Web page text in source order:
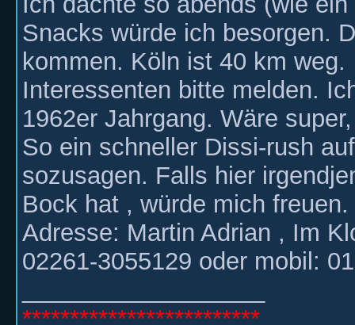
Snacks würde ich besorgen.
kommen. Köln ist 40 km weg.
Interessenten bitte melden.
1962er Jahrgang. Wäre
So ein schneller Dissi-rush
sozusagen. Falls hier
Bock hat , würde mich
Adresse: Martin Adrian , Im
02261-3055129 oder mobil:
*************************